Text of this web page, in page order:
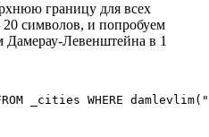
границу для всех
символов, и попробуем
Дамерау-Левенштейна в 1
_cities WHERE